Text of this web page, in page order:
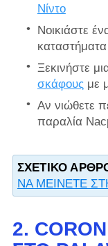
Νίντο
Νοικιάστε
Ξεκινήστε
σκάφους με
Αν νιώθετε
παραλία
ΣΧΕΤΙΚΌ
ΝΑ ΜΕΙΝΕΤΕ
2.